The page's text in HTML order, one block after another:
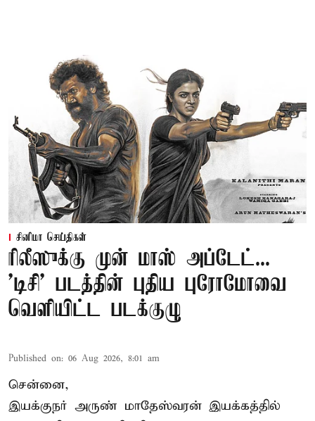
சினிமா செய்திகள்
ரிலீஸுக்கு முன் மாஸ் அப்டேட்...
'டிசி' படத்தின் புதிய புரோமோவை
வெளியிட்ட படக்குழு
Published on: 06 Aug 2026, 8:01 am
சென்னை,
இயக்குநர் அருண் மாதேஸ்வரன் இயக்கத்தில்